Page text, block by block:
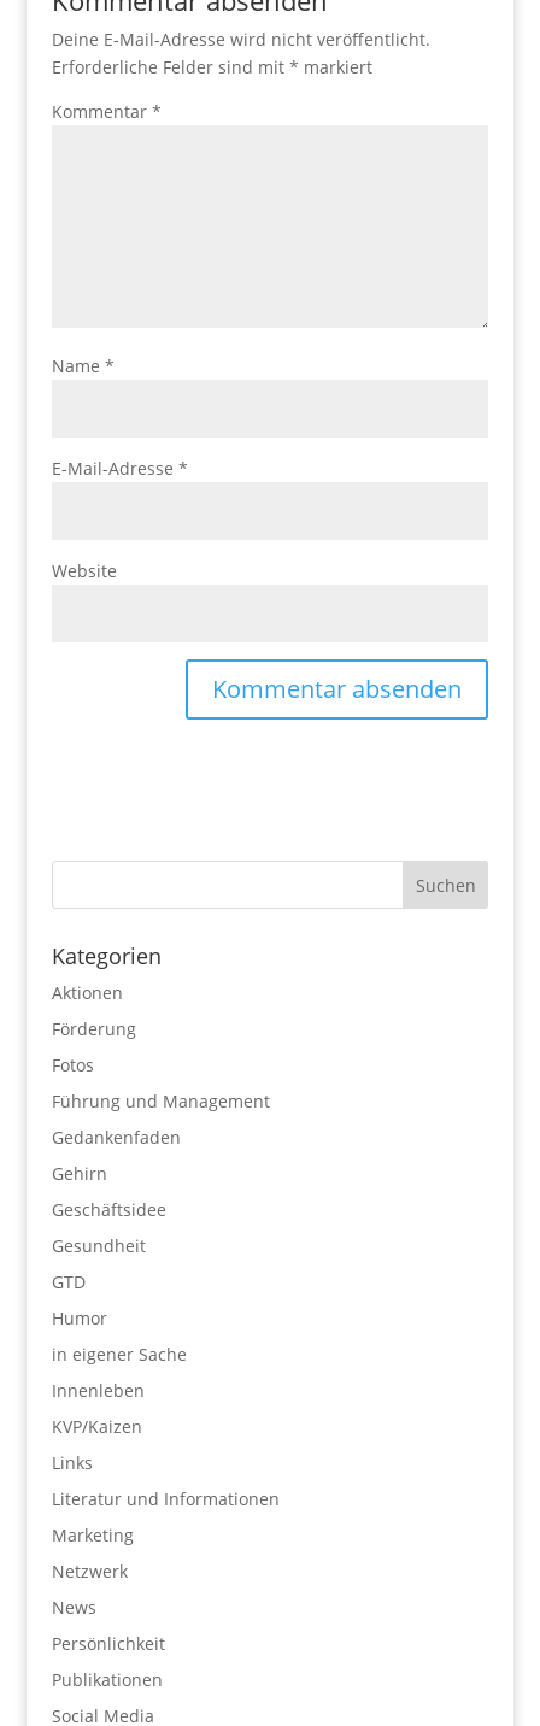
Deine E-Mail-Adresse wird nicht veröffentlicht.
Erforderliche Felder sind mit * markiert
Kommentar *
Name *
E-Mail-Adresse *
Website
Kategorien
Aktionen
Förderung
Fotos
Führung und Management
Gedankenfaden
Gehirn
Geschäftsidee
Gesundheit
GTD
Humor
in eigener Sache
Innenleben
KVP/Kaizen
Links
Literatur und Informationen
Marketing
Netzwerk
News
Persönlichkeit
Publikationen
Social Media